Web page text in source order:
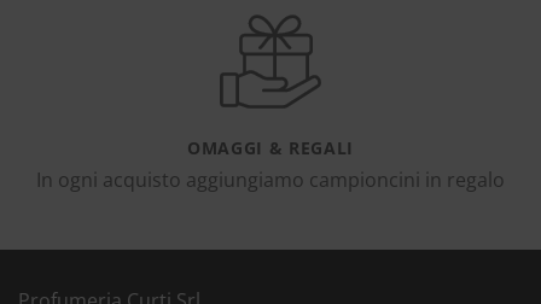
OMAGGI & REGALI
In ogni acquisto aggiungiamo campioncini in regalo